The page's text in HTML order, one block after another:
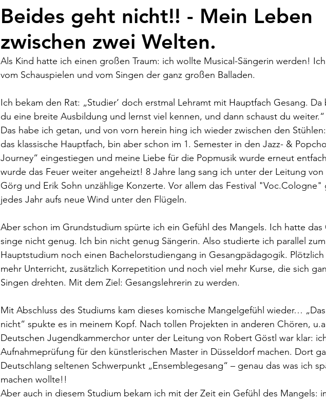
Beides geht nicht!! - Mein Leben
zwischen zwei Welten.
Als Kind hatte ich einen großen Traum: ich wollte Musical-Sängerin werden!
vom Schauspielen und vom Singen der ganz großen Balladen.
Ich bekam den Rat: „Studier‘ doch erstmal Lehramt mit Hauptfach Gesang.
du eine breite Ausbildung und lernst viel kennen, und dann schaust du weiter.“
Das habe ich getan, und von vorn herein hing ich wieder zwischen den
das klassische Hauptfach, bin aber schon im 1. Semester in den Jazz- &
Journey“ eingestiegen und meine Liebe für die Popmusik wurde erneut
wurde das Feuer weiter angeheizt! 8 Jahre lang sang ich unter der Leitung von
Görg und Erik Sohn unzählige Konzerte. Vor allem das Festival "Voc.Cologne"
jedes Jahr aufs neue Wind unter den Flügeln.
Aber schon im Grundstudium spürte ich ein Gefühl des Mangels. Ich hatte das
singe nicht genug. Ich bin nicht genug Sängerin. Also studierte ich parallel zum
Hauptstudium noch einen Bachelorstudiengang in Gesangpädagogik.
mehr Unterricht, zusätzlich Korrepetition und noch viel mehr Kurse, die sich
Singen drehten. Mit dem Ziel: Gesangslehrerin zu werden.
Mit Abschluss des Studiums kam dieses komische Mangelgefühl wieder…
nicht“ spukte es in meinem Kopf. Nach tollen Projekten in anderen Chören,
Deutschen Jugendkammerchor unter der Leitung von Robert Göstl war klar:
Aufnahmeprüfung für den künstlerischen Master in Düsseldorf machen. Dort
Deutschlang seltenen Schwerpunkt „Ensemblegesang“ – genau das was ich
machen wollte!!
Aber auch in diesem Studium bekam ich mit der Zeit ein Gefühl des Mangels: